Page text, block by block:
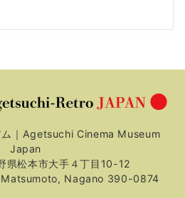
ム｜Agetsuchi Cinema Museum
Japan
松本市大手４丁目10-12
Nagano 390-0874